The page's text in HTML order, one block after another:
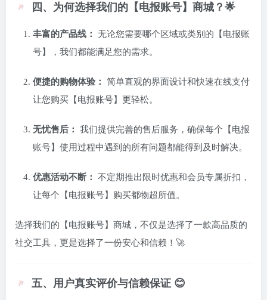
四、为何选择我们的【电报账号】商城？🌟
丰富的产品线：
无论您需要哪个区域或类别的【电报账
号】，我们都能满足您的需求。
便捷的购物体验：
简单直观的界面设计和快速在线支付
让您购买【电报账号】更轻松。
无忧售后：
我们提供完善的售后服务，确保每个【电报
账号】使用过程中遇到的所有问题都能得到及时解决。
优惠活动不断：
不定期推出限时优惠和会员专属折扣，
让每个【电报账号】购买都物超所值。
选择我们的【电报账号】商城，不仅是选择了一款高品质的
社交工具，更是选择了一份安心和信赖！🚀
五、用户真实评价与信赖保证 😊